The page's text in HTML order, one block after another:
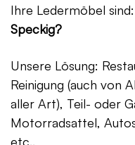
Ihre Ledermöbel sind:
Speckig?
Unsere Lösung:
Reinigung (auch von
aller Art), Teil- oder
Motorradsattel,
etc..